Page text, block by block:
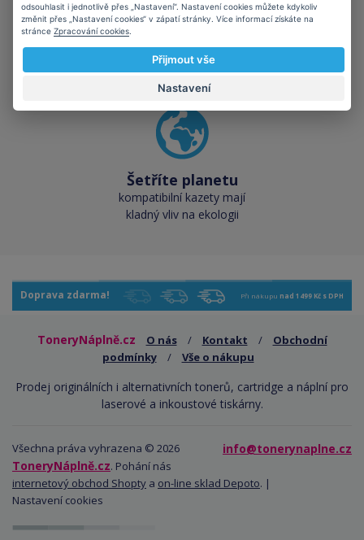
Skladem téměř vše
přes 50 000 skladových
zásob pro okamžitý odběr
Šetříte planetu
kompatibilní kazety mají
kladný vliv na ekologii
Doprava zdarma! Při nákupu nad 1499 Kč s DPH
ToneryNáplně.cz O nás / Kontakt /
Obchodní
podmínky
/ Vše o nákupu
Prodej originálních i alternativních tonerů, cartridge a náplní pro
laserové a inkoustové tiskárny.
info@tonerynaplne.cz
Všechna práva vyhrazena © 2026
ToneryNáplně.cz. Pohání nás
internetový obchod Shopty a on-line sklad Depoto. |
Nastavení cookies
odsouhlasit i jednotlivě přes „Nastavení“. Nastavení cookies můžete kdykoliv
změnit přes „Nastavení cookies“ v zápatí stránky. Více informací získáte na
stránce Zpracování cookies
Přijmout vše
Nastavení